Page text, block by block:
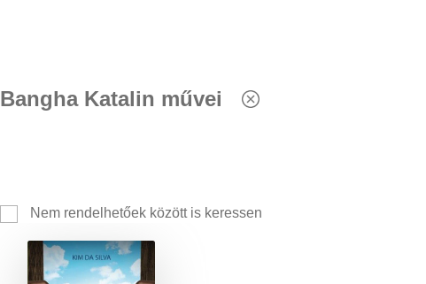
Bangha Katalin művei
Nem rendelhetőek között is keressen